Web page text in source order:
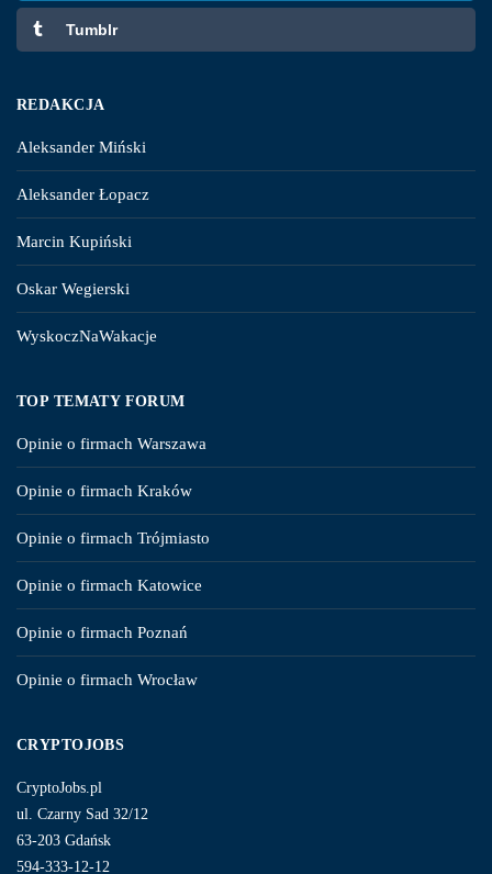
Tumblr
REDAKCJA
Aleksander Miński
Aleksander Łopacz
Marcin Kupiński
Oskar Wegierski
WyskoczNaWakacje
TOP TEMATY FORUM
Opinie o firmach Warszawa
Opinie o firmach Kraków
Opinie o firmach Trójmiasto
Opinie o firmach Katowice
Opinie o firmach Poznań
Opinie o firmach Wrocław
CRYPTOJOBS
CryptoJobs.pl
ul. Czarny Sad 32/12
63-203 Gdańsk
594-333-12-12